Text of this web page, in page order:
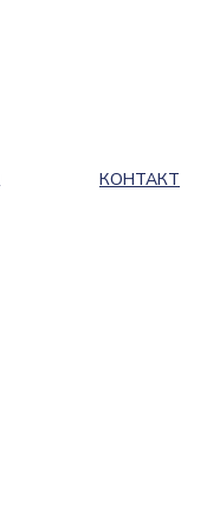
КОНТАКТ